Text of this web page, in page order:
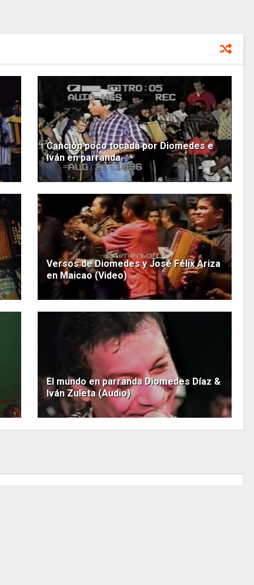
Canción poco tocada por Diomedes e
Iván en parranda
Versos de Diomedes y José Félix Ariza
en Maicao (Video)
El mundo en parranda Diomedes Díaz &
Iván Zuleta (Audio)